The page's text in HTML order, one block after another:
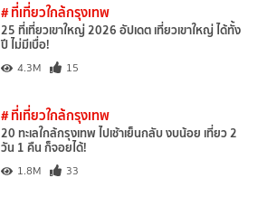
# ที่เที่ยวใกล้กรุงเทพ
25 ที่เที่ยวเขาใหญ่ 2026 อัปเดต เที่ยวเขาใหญ่ ได้ทั้ง
ปี ไม่มีเบื่อ!
4.3M 15
# ที่เที่ยวใกล้กรุงเทพ
20 ทะเลใกล้กรุงเทพ ไปเช้าเย็นกลับ งบน้อย เที่ยว 2
วัน 1 คืน ก็จอยได้!
1.8M 33